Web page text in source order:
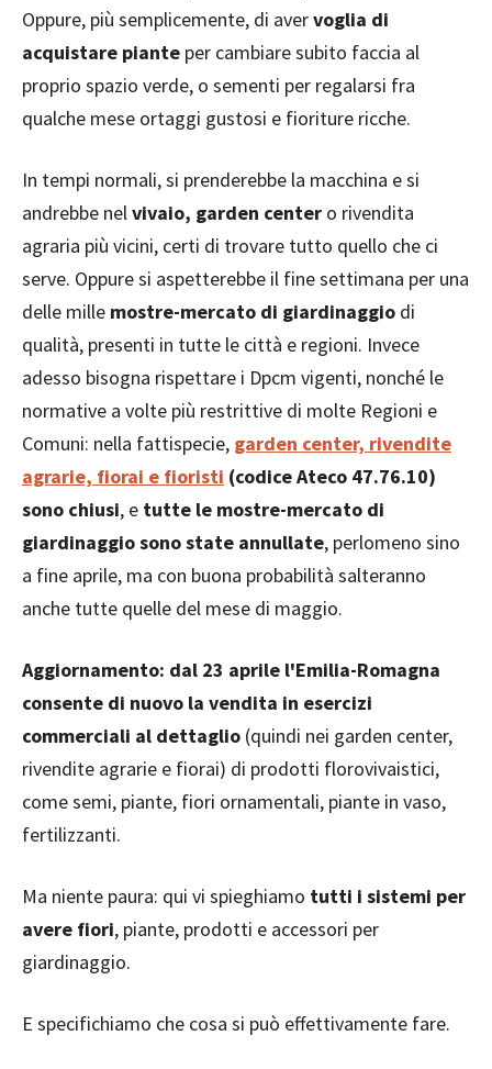
Oppure, più semplicemente, di avervoglia di
acquistare piante per cambiare subito faccia al
proprio spazio verde, o sementi per regalarsi fra
qualche mese ortaggi gustosi e fioriture ricche.
In tempi normali, si prenderebbe la macchina e si
andrebbe nelvivaio, garden center o rivendita
agraria più vicini, certi di trovare tutto quello che ci
serve. Oppure si aspetterebbe il fine settimana per una
delle mille mostre-mercato di giardinaggio di
qualità, presenti in tutte le città e regioni. Invece
adesso bisogna rispettare i Dpcm vigenti, nonché le
normative a volte più restrittive di molte Regioni e
Comuni: nella fattispecie, garden center, rivendite
agrarie, fiorai e fioristi (codice Ateco 47.76.10)
sono chiusi, e tutte le mostre-mercato di
giardinaggio sono state annullate, perlomeno sino
a fine aprile, ma con buona probabilità salteranno
anche tutte quelle del mese di maggio.
Aggiornamento: dal 23 aprile l'Emilia-Romagna
consente di nuovo la vendita in esercizi
commerciali al dettaglio (quindi nei garden center,
rivendite agrarie e fiorai) di prodotti florovivaistici,
come semi, piante, fiori ornamentali, piante in vaso,
fertilizzanti.
Ma niente paura: qui vi spieghiamo tutti i sistemi per
avere fiori, piante, prodotti e accessori per
giardinaggio.
E specifichiamo che cosa si può effettivamente fare.